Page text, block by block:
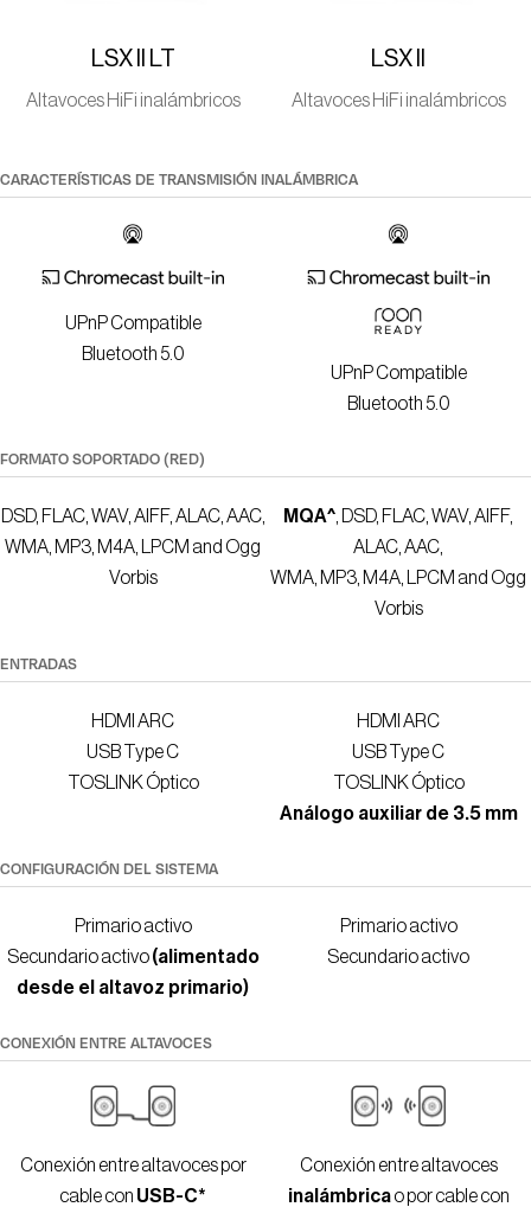
LSX II LT
Altavoces HiFi inalámbricos
LSX II
Altavoces HiFi inalámbricos
CARACTERÍSTICAS DE TRANSMISIÓN INALÁMBRICA
UPnP Compatible
Bluetooth 5.0
UPnP Compatible
Bluetooth 5.0
FORMATO SOPORTADO (RED)
DSD, FLAC, WAV, AIFF, ALAC, AAC,
WMA, MP3, M4A, LPCM and Ogg
Vorbis
MQA^ , DSD, FLAC, WAV, AIFF,
ALAC, AAC,
WMA, MP3, M4A, LPCM and Ogg
Vorbis
ENTRADAS
HDMI ARC
USB Type C
TOSLINK Óptico
HDMI ARC
USB Type C
TOSLINK Óptico
Análogo auxiliar de 3.5 mm
CONFIGURACIÓN DEL SISTEMA
Primario activo
Secundario activo(alimentado
desde el altavoz primario)
Primario activo
Secundario activo
CONEXIÓN ENTRE ALTAVOCES
Conexión entre altavoces por
cable con USB-C*
Conexión entre altavoces
inalámbricao por cable con